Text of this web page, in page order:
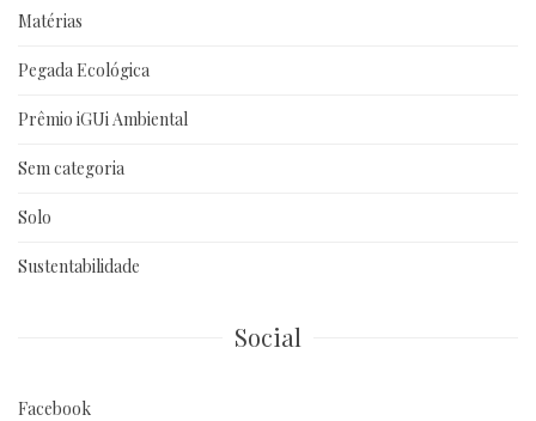
Matérias
Pegada Ecológica
Prêmio iGUi Ambiental
Sem categoria
Solo
Sustentabilidade
Social
Facebook